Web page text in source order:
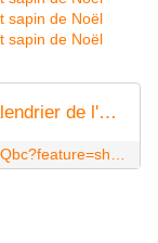
collège des étiquettes chiffres du calendrier de l'avent sapin de Léa